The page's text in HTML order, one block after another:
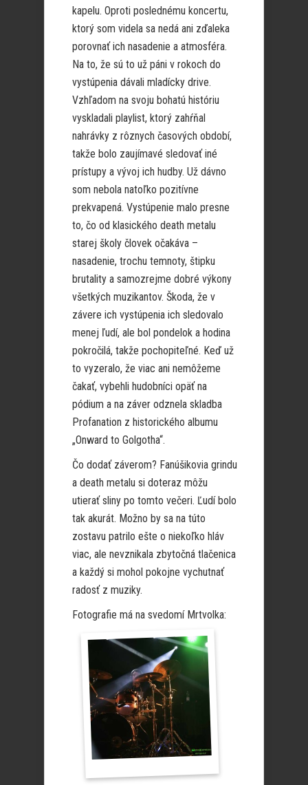
kapelu. Oproti poslednému koncertu,
ktorý som videla sa nedá ani zďaleka
porovnať ich nasadenie a atmosféra.
Na to, že sú to už páni v rokoch do
vystúpenia dávali mladícky drive.
Vzhľadom na svoju bohatú históriu
vyskladali playlist, ktorý zahŕňal
nahrávky z rôznych časových období,
takže bolo zaujímavé sledovať iné
prístupy a vývoj ich hudby. Už dávno
som nebola natoľko pozitívne
prekvapená. Vystúpenie malo presne
to, čo od klasického death metalu
starej školy človek očakáva –
nasadenie, trochu temnoty, štipku
brutality a samozrejme dobré výkony
všetkých muzikantov. Škoda, že v
závere ich vystúpenia ich sledovalo
menej ľudí, ale bol pondelok a hodina
pokročilá, takže pochopiteľné. Keď už
to vyzeralo, že viac ani nemôžeme
čakať, vybehli hudobníci opäť na
pódium a na záver odznela skladba
Profanation z historického albumu
„Onward to Golgotha“.
Čo dodať záverom? Fanúšikovia grindu
a death metalu si doteraz môžu
utierať sliny po tomto večeri. Ľudí bolo
tak akurát. Možno by sa na túto
zostavu patrilo ešte o niekoľko hláv
viac, ale nevznikala zbytočná tlačenica
a každý si mohol pokojne vychutnať
radosť z muziky.
Fotografie má na svedomí Mrtvolka: